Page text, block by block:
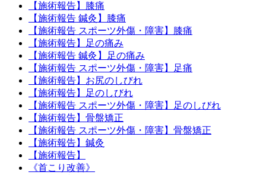
【施術報告】膝痛
【施術報告 鍼灸】膝痛
【施術報告 スポーツ外傷・障害】膝痛
【施術報告】足の痛み
【施術報告 鍼灸】足の痛み
【施術報告 スポーツ外傷・障害】足痛
【施術報告】お尻のしびれ
【施術報告】足のしびれ
【施術報告 スポーツ外傷・障害】足のしびれ
【施術報告】骨盤矯正
【施術報告 スポーツ外傷・障害】骨盤矯正
【施術報告】鍼灸
【施術報告】
《首こり改善》